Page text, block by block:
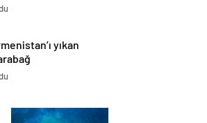
yıkan
ayrılmaz bir